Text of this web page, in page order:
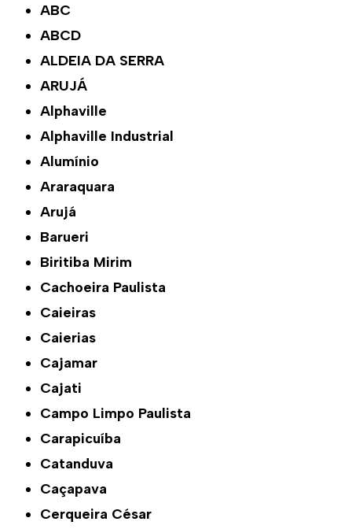
ABC
ABCD
ALDEIA DA SERRA
ARUJÁ
Alphaville
Alphaville Industrial
Alumínio
Araraquara
Arujá
Barueri
Biritiba Mirim
Cachoeira Paulista
Caieiras
Caierias
Cajamar
Cajati
Campo Limpo Paulista
Carapicuíba
Catanduva
Caçapava
Cerqueira César